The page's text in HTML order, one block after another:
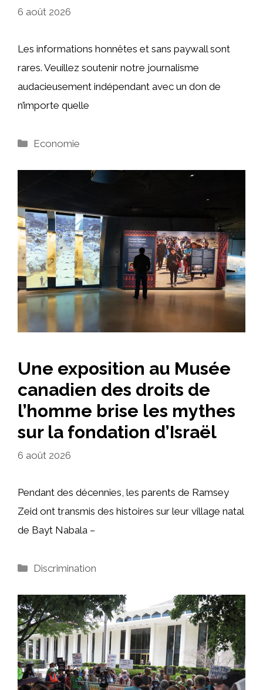
6 août 2026
Les informations honnêtes et sans paywall sont
rares. Veuillez soutenir notre journalisme
audacieusement indépendant avec un don de
n’importe quelle
Catégories
Economie
Une exposition au Musée
canadien des droits de
l’homme brise les mythes
sur la fondation d’Israël
6 août 2026
Pendant des décennies, les parents de Ramsey
Zeid ont transmis des histoires sur leur village natal
de Bayt Nabala –
Catégories
Discrimination